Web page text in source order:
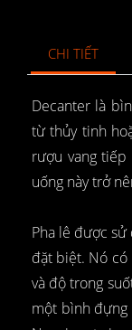
CHI TIẾT
Decanter là
từ thủy tinh
rượu vang
uống này trở
Pha lê được
đặt biệt. Nó có
và độ trong
một bình đựng